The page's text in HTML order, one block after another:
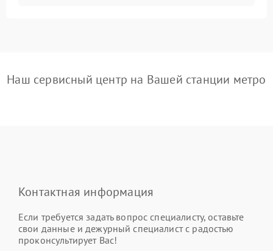
Наш сервисный центр на Вашей станции метро
Контактная информация
Если требуется задать вопрос специалисту, оставьте
свои данные и дежурный специалист с радостью
проконсультирует Вас!